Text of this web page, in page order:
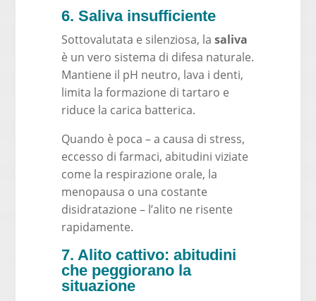
6. Saliva insufficiente
Sottovalutata e silenziosa, la saliva
è un vero sistema di difesa naturale.
Mantiene il pH neutro, lava i denti,
limita la formazione di tartaro e
riduce la carica batterica.
Quando è poca – a causa di stress,
eccesso di farmaci, abitudini viziate
come la respirazione orale, la
menopausa o una costante
disidratazione – l’alito ne risente
rapidamente.
7. Alito cattivo: abitudini
che peggiorano la
situazione